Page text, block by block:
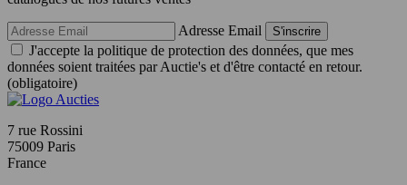
Adresse Email S'inscrire
J'accepte la politique de protection des données, que mes
données soient traitées par Auctie's et d'être contacté en retour.
(obligatoire)
7 rue Rossini
75009 Paris
France